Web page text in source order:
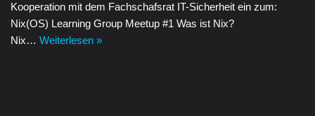
Kooperation mit dem Fachschafsrat IT-Sicherheit ein zum:
Nix(OS) Learning Group Meetup #1 Was ist Nix?
Nix… Weiterlesen »